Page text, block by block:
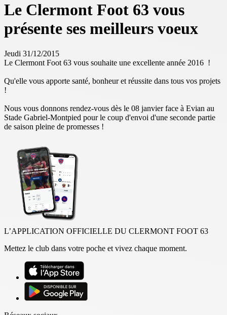
Le Clermont Foot 63 vous
présente ses meilleurs voeux
Jeudi 31/12/2015
Le Clermont Foot 63 vous souhaite une excellente année 2016 !
Qu'elle vous apporte santé, bonheur et réussite dans tous vos projets
!
Nous vous donnons rendez-vous dès le 08 janvier face à Evian au
Stade Gabriel-Montpied pour le coup d'envoi d'une seconde partie
de saison pleine de promesses !
L’APPLICATION OFFICIELLE DU CLERMONT FOOT 63
Mettez le club dans votre poche et vivez chaque moment.